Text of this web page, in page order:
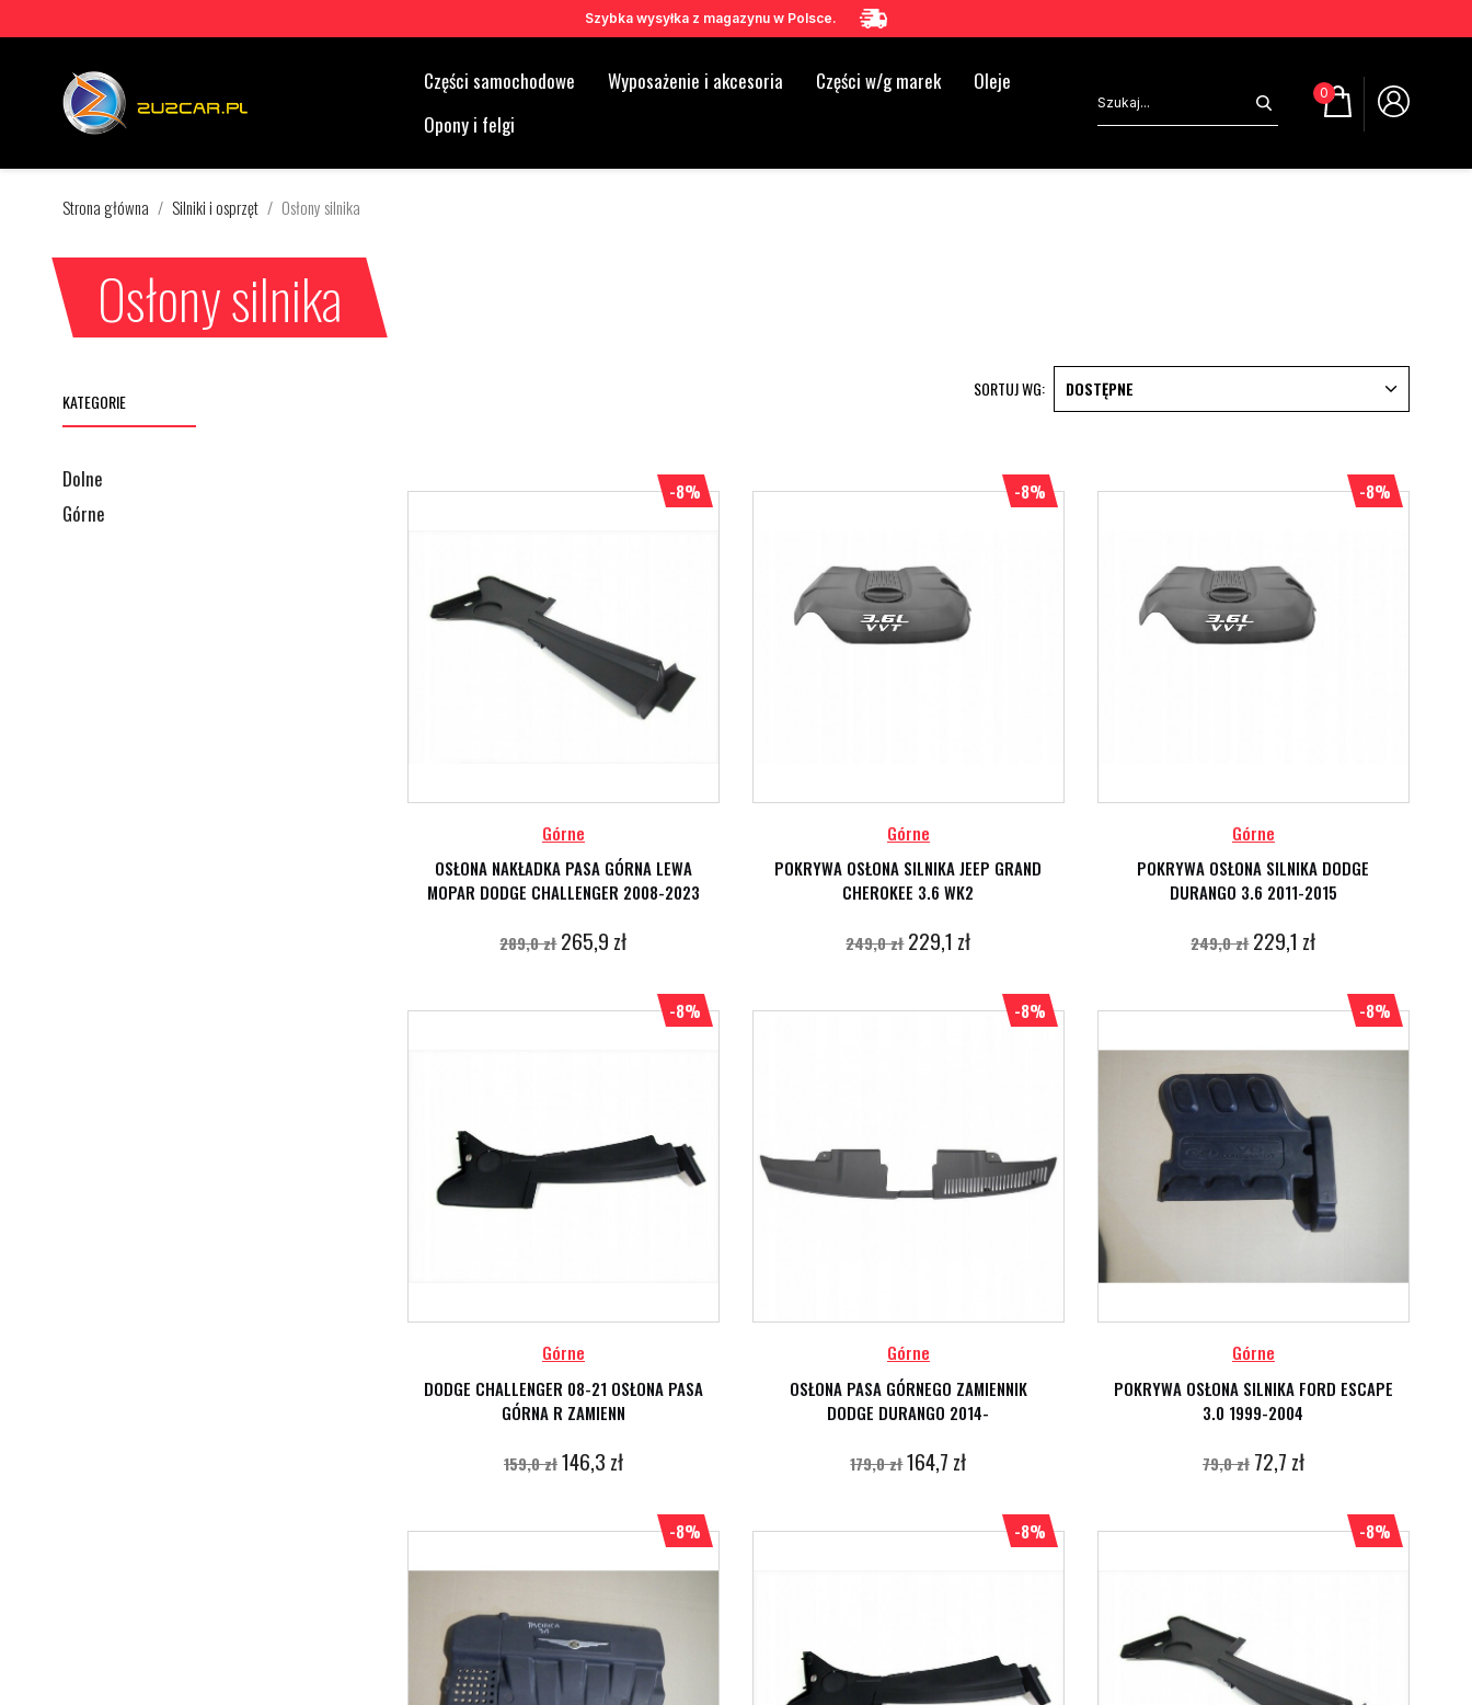
Szybka wysyłka z magazynu w Polsce.
Części samochodowe Wyposażenie i akcesoria Części w/g marek
Oleje
Opony i felgi
0
Strona główna Silniki i osprzęt Osłony silnika
Osłony silnika
KATEGORIE
Dolne
Górne
SORTUJ WG: DOSTĘPNE
Górne
OSŁONA NAKŁADKA PASA GÓRNA LEWA
MOPAR DODGE CHALLENGER 2008-2023
289,0 zł 265,9 zł
-8%
Górne
POKRYWA OSŁONA SILNIKA JEEP GRAND
CHEROKEE 3.6 WK2
249,0 zł 229,1 zł
-8%
Górne
POKRYWA OSŁONA SILNIKA DODGE
DURANGO 3.6 2011-2015
249,0 zł 229,1 zł
-8%
Górne
DODGE CHALLENGER 08-21 OSŁONA PASA
GÓRNA R ZAMIENN
159,0 zł146,3 zł
-8%
Górne
OSŁONA PASA GÓRNEGO ZAMIENNIK
DODGE DURANGO 2014-
179,0 zł164,7 zł
-8%
Górne
POKRYWA OSŁONA SILNIKA FORD ESCAPE
3.0 1999-2004
79,0 zł 72,7 zł
-8%
-8% -8% -8%